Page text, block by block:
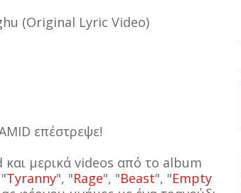
(Original Lyric Video)
επέστρεψε!
μερικά videos από το album
Tyranny", "Rage", "Beast", "Empty